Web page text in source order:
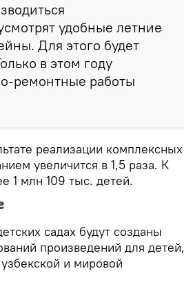
удобные летние
Для этого будет
в этом году
ремонтные работы
реализации комплексных
увеличится в 1,5 раза. К
1 млн 109 тыс. детей.
садах будут созданы
произведений для детей,
и мировой